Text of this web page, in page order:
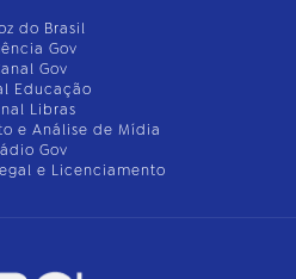
do Brasil
Gov
Gov
Educação
Libras
e Análise de Mídia
Gov
e Licenciamento